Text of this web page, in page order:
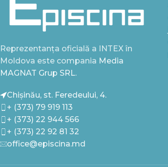
Reprezentanța oficială a INTEX în
Moldova este compania Media
MAGNAT Grup SRL.
Chișinău, st. Feredeului, 4.
+ (373) 79 919 113
+ (373) 22 944 566
+ (373) 22 92 81 32
office@episcina.md